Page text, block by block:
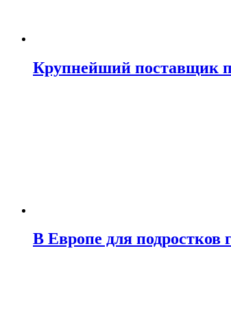
Крупнейший поставщик
В Европе для подростков